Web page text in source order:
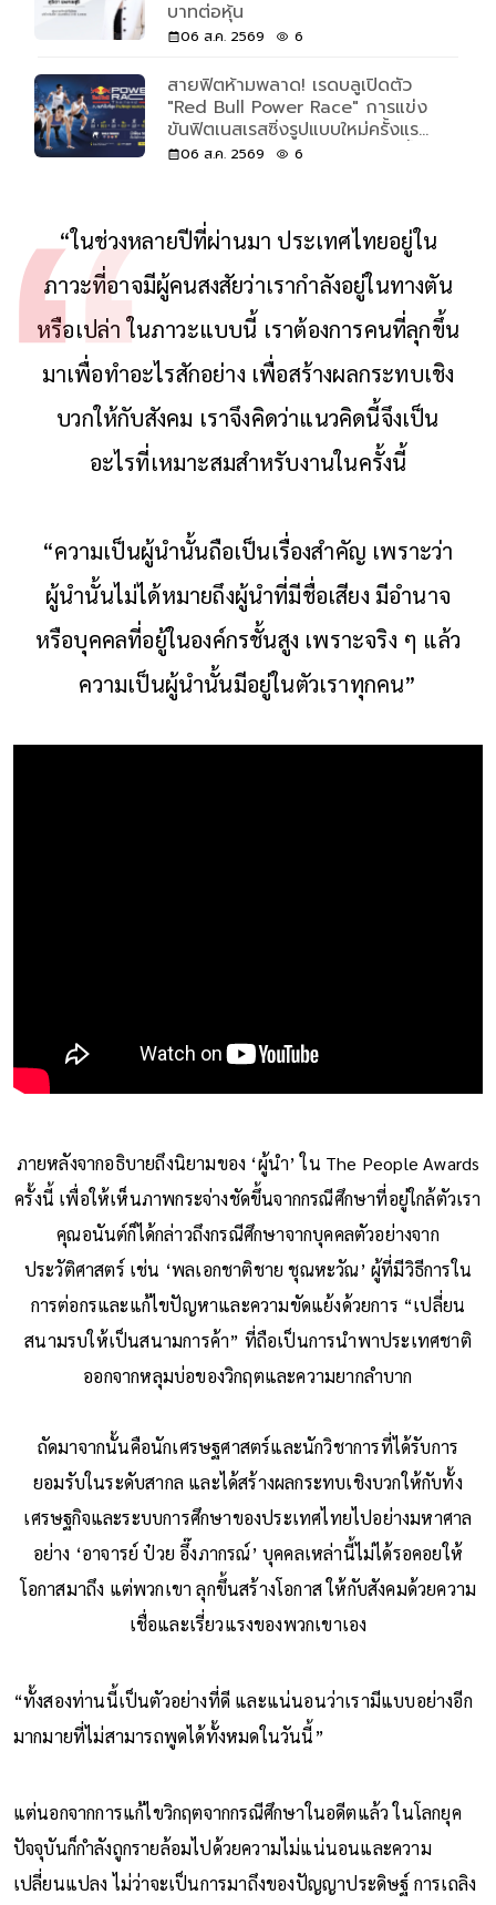
บาทต่อหุ้น
06 ส.ค. 2569 6
สายฟิตห้ามพลาด! เรดบลูเปิดตัว
"Red Bull Power Race" การแข่ง
ขันฟิตเนสเรสซิ่งรูปแบบใหม่ครั้งแรก
ของโลก เปิดรับแค่ 500 คนเท่านั้น
06 ส.ค. 2569 6
“ในช่วงหลายปีที่ผ่านมา ประเทศไทยอยู่ใน
ภาวะที่อาจมีผู้คนสงสัยว่าเรากำลังอยู่ในทางตัน
หรือเปล่า ในภาวะแบบนี้ เราต้องการคนที่ลุกขึ้น
มาเพื่อทำอะไรสักอย่าง เพื่อสร้างผลกระทบเชิง
บวกให้กับสังคม เราจึงคิดว่าแนวคิดนี้จึงเป็น
อะไรที่เหมาะสมสำหรับงานในครั้งนี้
“ความเป็นผู้นำนั้นถือเป็นเรื่องสำคัญ เพราะว่า
ผู้นำนั้นไม่ได้หมายถึงผู้นำที่มีชื่อเสียง มีอำนาจ
หรือบุคคลที่อยู้ในองค์กรชั้นสูง เพราะจริง ๆ แล้ว
ความเป็นผู้นำนั้นมีอยู่ในตัวเราทุกคน”
ภายหลังจากอธิบายถึงนิยามของ ‘ผู้นำ’ ใน The People Awards
ครั้งนี้ เพื่อให้เห็นภาพกระจ่างชัดขึ้นจากกรณีศึกษาที่อยู่ใกล้ตัวเรา
คุณอนันต์ก็ได้กล่าวถึงกรณีศึกษาจากบุคคลตัวอย่างจาก
ประวัติศาสตร์ เช่น ‘พลเอกชาติชาย ชุณหะวัณ’ ผู้ที่มีวิธีการใน
การต่อกรและแก้ไขปัญหาและความขัดแย้งด้วยการ “เปลี่ยน
สนามรบให้เป็นสนามการค้า” ที่ถือเป็นการนำพาประเทศชาติ
ออกจากหลุมบ่อของวิกฤตและความยากลำบาก
ถัดมาจากนั้นคือนักเศรษฐศาสตร์และนักวิชาการที่ได้รับการ
ยอมรับในระดับสากล และได้สร้างผลกระทบเชิงบวกให้กับทั้ง
เศรษฐกิจและระบบการศึกษาของประเทศไทยไปอย่างมหาศาล
อย่าง ‘อาจารย์ ป๋วย อึ๊งภากรณ์’ บุคคลเหล่านี้ไม่ได้รอคอยให้
โอกาสมาถึง แต่พวกเขา ลุกขึ้นสร้างโอกาส ให้กับสังคมด้วยความ
เชื่อและเรี่ยวแรงของพวกเขาเอง
“ทั้งสองท่านนี้เป็นตัวอย่างที่ดี และแน่นอนว่าเรามีแบบอย่างอีก
มากมายที่ไม่สามารถพูดได้ทั้งหมดในวันนี้”
แต่นอกจากการแก้ไขวิกฤตจากกรณีศึกษาในอดีตแล้ว ในโลกยุค
ปัจจุบันก็กำลังถูกรายล้อมไปด้วยความไม่แน่นอนและความ
เปลี่ยนแปลง ไม่ว่าจะเป็นการมาถึงของปัญญาประดิษฐ์ การเถลิง